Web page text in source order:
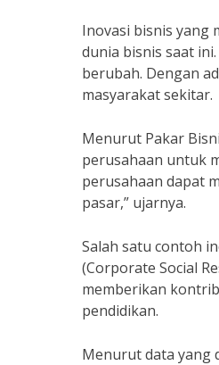
Inovasi bisnis yang
dunia bisnis saat
berubah. Dengan
masyarakat sekitar.
Menurut Pakar
perusahaan untuk
perusahaan dapat
pasar,” ujarnya.
Salah satu contoh
(Corporate Social
memberikan
pendidikan.
Menurut data yang